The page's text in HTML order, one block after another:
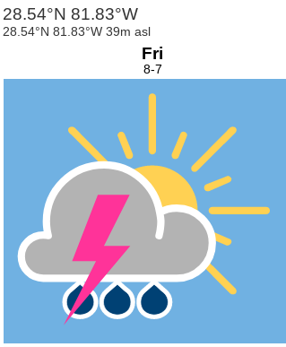
28.54°N 81.83°W
28.54°N 81.83°W 39m asl
Fri
8-7